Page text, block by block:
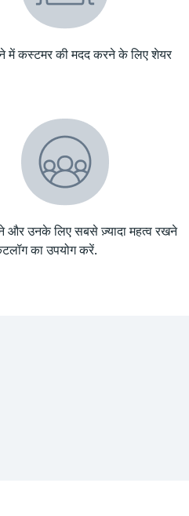
में कस्टमर की मदद करने के लिए शेयर
और उनके लिए सबसे ज़्यादा महत्व रखने
का उपयोग करें.